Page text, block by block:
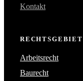
Kontakt
Arbeitsrecht
Baurecht